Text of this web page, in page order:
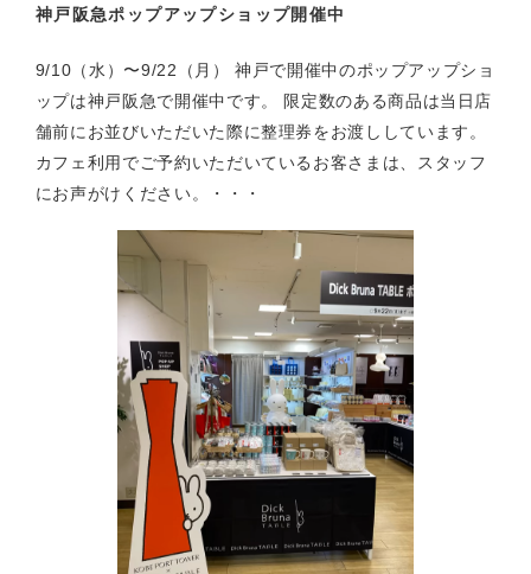
神戸阪急ポップアップショップ開催中
9/10（水）〜9/22（月） 神戸で開催中のポップアップショ
ップは神戸阪急で開催中です。 限定数のある商品は当日店
舗前にお並びいただいた際に整理券をお渡ししています。
カフェ利用でご予約いただいているお客さまは、スタッフ
にお声がけください。・・・